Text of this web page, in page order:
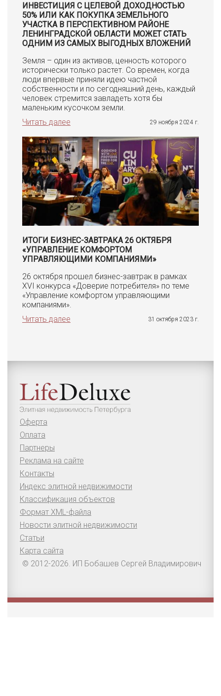
ИНВЕСТИЦИЯ С ЦЕЛЕВОЙ ДОХОДНОСТЬЮ
50% ИЛИ КАК ПОКУПКА ЗЕМЕЛЬНОГО
УЧАСТКА В ПЕРСПЕКТИВНОМ РАЙОНЕ
ЛЕНИНГРАДСКОЙ ОБЛАСТИ МОЖЕТ СТАТЬ
ОДНИМ ИЗ САМЫХ ВЫГОДНЫХ ВЛОЖЕНИЙ
Земля – один из активов, ценность которого
исторически только растет. Со времен, когда
люди впервые приняли идею частной
собственности и по сегодняшний день, каждый
человек стремится завладеть хотя бы
маленьким кусочком земли.
Читать далее
29 ноября 2024 г.
ИТОГИ БИЗНЕС-ЗАВТРАКА 26 ОКТЯБРЯ
«УПРАВЛЕНИЕ КОМФОРТОМ
УПРАВЛЯЮЩИМИ КОМПАНИЯМИ»
26 октября прошел бизнес-завтрак в рамках
XVI конкурса «Доверие потребителя» по теме
«Управление комфортом управляющими
компаниями».
Читать далее
31 октября 2023 г.
Оферта
Оплата
Партнеры
Реклама на сайте
Контакты
Индекс элитной недвижимости
Классификация объектов
Формат XML-файла
Новости элитной недвижимости
Статьи
Карта сайта
© 2012-2026. ИП Бобашев Сергей Владимирович